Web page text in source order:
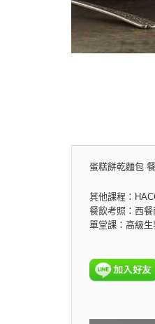
蛋糕餅乾麵包
其他課程：
餐飲考照：西
單堂課：高級